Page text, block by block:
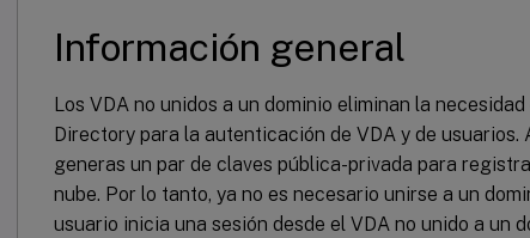
Información general
Los VDA no unidos a un dominio eliminan la
Directory para la autenticación de VDA y de usuarios.
generas un par de claves pública-privada para
nube. Por lo tanto, ya no es necesario unirse a un
usuario inicia una sesión desde el VDA no unido a un